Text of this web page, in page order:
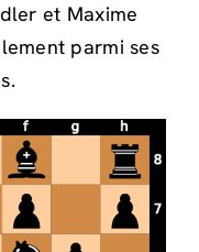
et Maxime
parmi ses